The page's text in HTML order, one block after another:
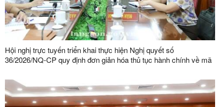
Hội nghị trực tuyến triển khai thực hiện Nghị quyết số
36/2026/NQ-CP quy định đơn giản hóa thủ tục hành chính về mã